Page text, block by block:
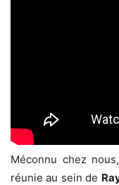
Méconnu chez
réunie au sein de